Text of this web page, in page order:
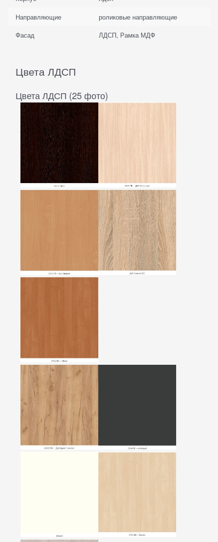
Направляющие
роликовые направляющие
Фасад
ЛДСП, Рамка МДФ
Цвета ЛДСП
Цвета ЛДСП (25 фото)